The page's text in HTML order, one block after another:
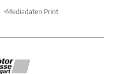
Mediadaten Print